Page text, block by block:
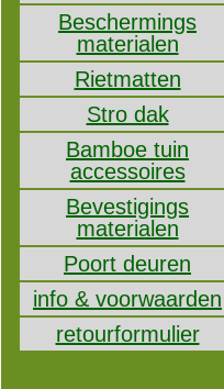
Beschermings
materialen
Rietmatten
Stro dak
Bamboe tuin
accessoires
Bevestigings
materialen
Poort deuren
info & voorwaarden
retourformulier